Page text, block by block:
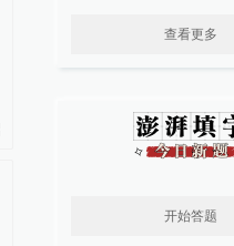
查看更多
开始答题